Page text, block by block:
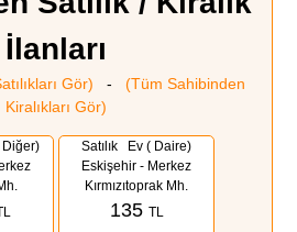
İlanları
Gör) - (Tüm Sahibinden
Kiralıkları Gör)
Diğer)
Satılık Ev ( Daire)
Eskişehir - Merkez
Kırmızıtoprak Mh.
135 TL